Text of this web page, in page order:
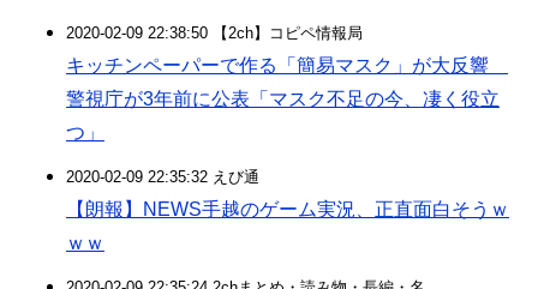
2020-02-09 22:38:50 【2ch】コピペ情報局
キッチンペーパーで作る「簡易マスク」が大反響
警視庁が3年前に公表「マスク不足の今、凄く役立
つ」
2020-02-09 22:35:32 えび通
【朗報】NEWS手越のゲーム実況、正直面白そうｗ
ｗｗ